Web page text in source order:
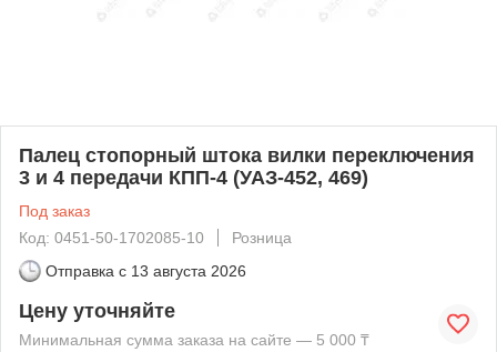
Палец стопорный штока вилки переключения
3 и 4 передачи КПП-4 (УАЗ-452, 469)
Под заказ
Код: 0451-50-1702085-10
Розница
Отправка с 13 августа 2026
Цену уточняйте
Минимальная сумма заказа на сайте — 5 000 ₸